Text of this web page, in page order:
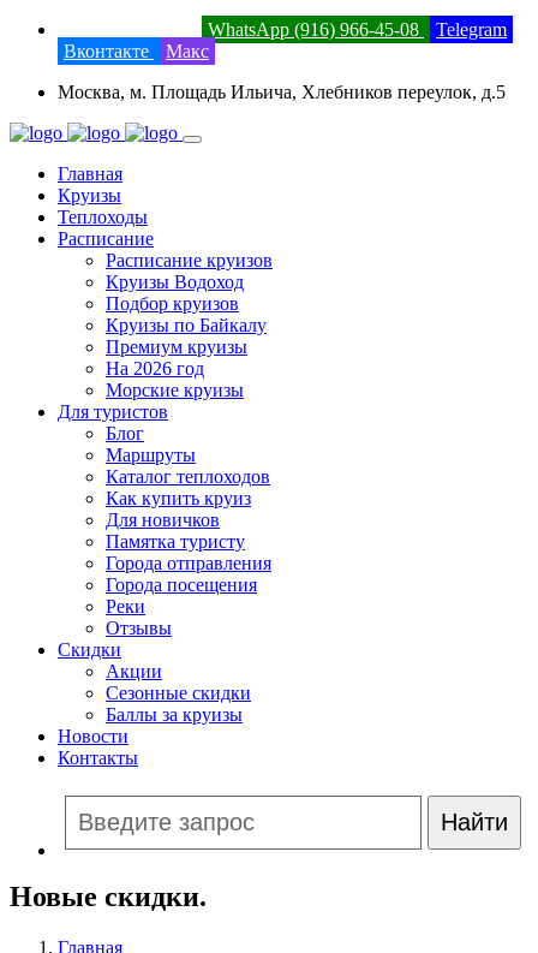
WhatsApp (916) 966-45-08
Telegram
Вконтакте
Макс
Москва, м. Площадь Ильича, Хлебников переулок, д.5
Главная
Круизы
Теплоходы
Расписание
Расписание круизов
Круизы Водоход
Подбор круизов
Круизы по Байкалу
Премиум круизы
На 2026 год
Морские круизы
Для туристов
Блог
Маршруты
Каталог теплоходов
Как купить круиз
Для новичков
Памятка туристу
Города отправления
Города посещения
Реки
Отзывы
Скидки
Акции
Сезонные скидки
Баллы за круизы
Новости
Контакты
Новые скидки.
Главная